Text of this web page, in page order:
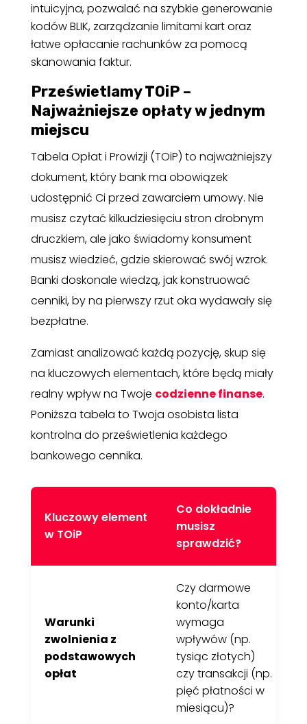
intuicyjna, pozwalać na szybkie generowanie
kodów BLIK, zarządzanie limitami kart oraz
łatwe opłacanie rachunków za pomocą
skanowania faktur.
Prześwietlamy TOiP –
Najważniejsze opłaty w jednym
miejscu
Tabela Opłat i Prowizji (TOiP) to najważniejszy
dokument, który bank ma obowiązek
udostępnić Ci przed zawarciem umowy. Nie
musisz czytać kilkudziesięciu stron drobnym
druczkiem, ale jako świadomy konsument
musisz wiedzieć, gdzie skierować swój wzrok.
Banki doskonale wiedzą, jak konstruować
cenniki, by na pierwszy rzut oka wydawały się
bezpłatne.
Zamiast analizować każdą pozycję, skup się
na kluczowych elementach, które będą miały
realny wpływ na Twoje codzienne finanse.
Poniższa tabela to Twoja osobista lista
kontrolna do prześwietlenia każdego
bankowego cennika.
Kluczowy element
w TOiP
Co dokładnie
musisz
sprawdzić?
Warunki
zwolnienia z
podstawowych
opłat
Czy darmowe
konto/karta
wymaga
wpływów (np.
tysiąc złotych)
czy transakcji (np.
pięć płatności w
miesiącu)?